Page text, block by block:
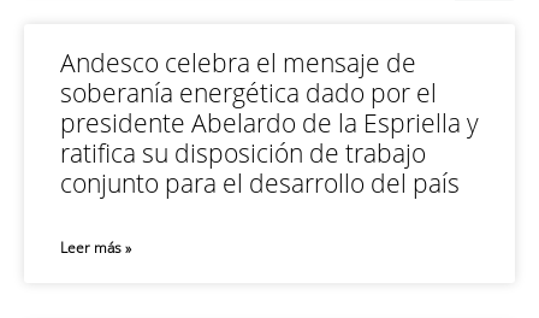
Andesco celebra el mensaje de
soberanía energética dado por el
presidente Abelardo de la Espriella y
ratifica su disposición de trabajo
conjunto para el desarrollo del país
Leer más »